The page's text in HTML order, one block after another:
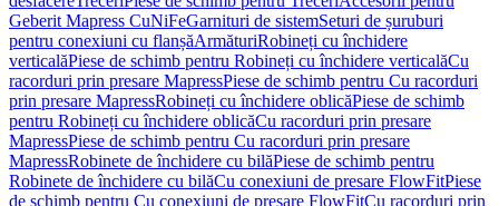
Geberit Mapress CuNiFeGarnituri de sistemSeturi de șuruburi
pentru conexiuni cu flanșăArmăturiRobineți cu închidere
verticalăPiese de schimb pentru Robineți cu închidere verticalăCu
racorduri prin presare MapressPiese de schimb pentru Cu racorduri
prin presare MapressRobineți cu închidere oblicăPiese de schimb
pentru Robineți cu închidere oblicăCu racorduri prin presare
MapressPiese de schimb pentru Cu racorduri prin presare
MapressRobinete de închidere cu bilăPiese de schimb pentru
Robinete de închidere cu bilăCu conexiuni de presare FlowFitPiese
de schimb pentru Cu conexiuni de presare FlowFitCu racorduri prin